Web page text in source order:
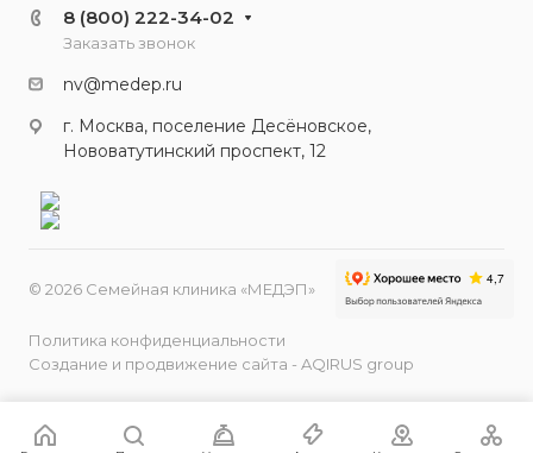
8 (800) 222-34-02
Заказать звонок
nv@medep.ru
г. Москва, поселение Десёновское,
Нововатутинский проспект, 12
© 2026 Семейная клиника «МЕДЭП»
Политика конфиденциальности
Создание и продвижение сайта - AQIRUS group